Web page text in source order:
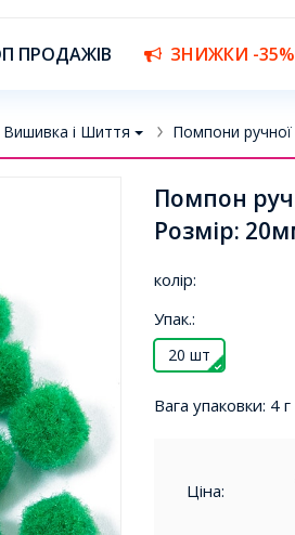
ПРОДАЖІВ ЗНИЖКИ -35%
Вишивка і Шиття Помпони
Помпон
Розмір:
колір:
Упак.:
20 шт
Вага упаковки: 4 г
Ціна: